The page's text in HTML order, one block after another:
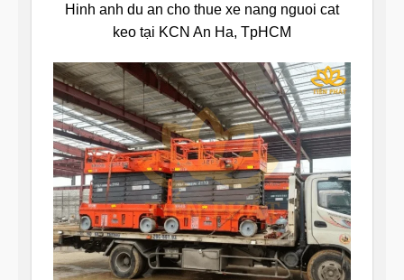
Hinh anh du an cho thue xe nang nguoi cat
keo tại KCN An Ha, TpHCM